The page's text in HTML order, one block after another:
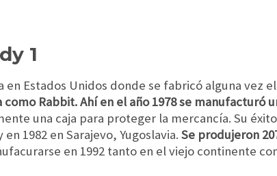
1
en Estados Unidos donde se fabricó alguna vez
Rabbit. Ahí en el año 1978 se manufacturó
una caja para proteger la mercancía. Su
1982 en Sarajevo, Yugoslavia. Se produjeron
en 1992 tanto en el viejo continente